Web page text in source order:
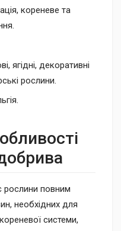
кореневе та
ягідні, декоративні
рослини.
рослини повним
необхідних для
системи,